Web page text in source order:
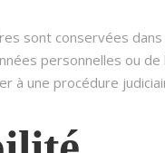
sont conservées
personnelles ou de
une procédure